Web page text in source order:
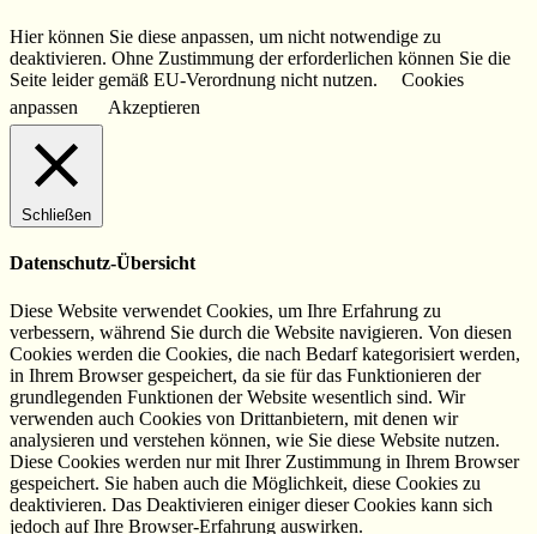
Hier können Sie diese anpassen, um nicht notwendige zu
deaktivieren. Ohne Zustimmung der erforderlichen können Sie die
Seite leider gemäß EU-Verordnung nicht nutzen.
Cookies
anpassen
Akzeptieren
Schließen
Datenschutz-Übersicht
Diese Website verwendet Cookies, um Ihre Erfahrung zu
verbessern, während Sie durch die Website navigieren. Von diesen
Cookies werden die Cookies, die nach Bedarf kategorisiert werden,
in Ihrem Browser gespeichert, da sie für das Funktionieren der
grundlegenden Funktionen der Website wesentlich sind. Wir
verwenden auch Cookies von Drittanbietern, mit denen wir
analysieren und verstehen können, wie Sie diese Website nutzen.
Diese Cookies werden nur mit Ihrer Zustimmung in Ihrem Browser
gespeichert. Sie haben auch die Möglichkeit, diese Cookies zu
deaktivieren. Das Deaktivieren einiger dieser Cookies kann sich
jedoch auf Ihre Browser-Erfahrung auswirken.